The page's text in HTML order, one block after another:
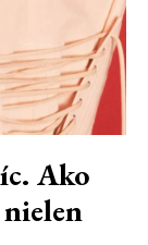
Ako